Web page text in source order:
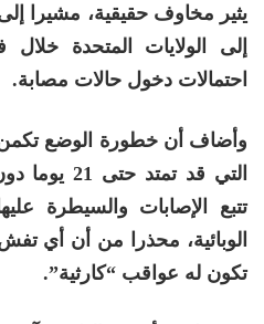
يثير مخاوف حقيقية، مشيرا
إلى الولايات المتحدة
احتمالات دخول حالات مصابة.
وأضاف أن خطورة الوضع
التي قد
تتبع الإصابات والسيطرة
الوبائية، محذرا من أن أي
تكون له عواقب “كارثية”.